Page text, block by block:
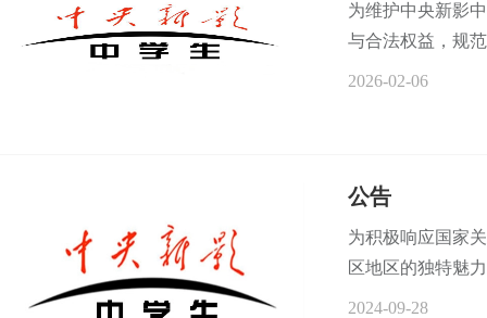
为维护中央新影
与合法权益，规
2026-02-06
公告
为积极响应国家
区地区的独特魅
2024-09-28